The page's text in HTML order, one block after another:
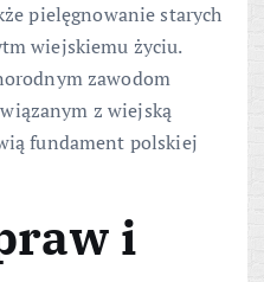
pielęgnowanie starych
wiejskiemu życiu.
zawodom
z wiejską
fundament polskiej
i